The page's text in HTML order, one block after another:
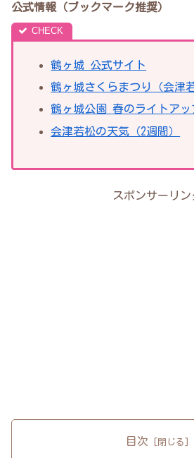
公式情報（ブックマーク推奨）
鶴ヶ城 公式サイト
鶴ヶ城さくらまつり（会津
鶴ヶ城公園 春のライトアッ
会津若松の天気（2週間）
スポンサーリン
目次